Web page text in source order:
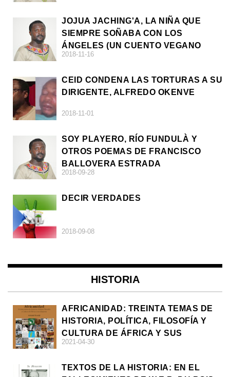
JOJUA JACHING'A, LA NIÑA QUE
SIEMPRE SOÑABA CON LOS
ÁNGELES (UN CUENTO VEGANO
AFRICANO)
2018-11-16
CEID CONDENA LAS TORTURAS A SU
DIRIGENTE, ALFREDO OKENVE
2018-11-01
SOY PLAYERO, RÍO FUNDULÀ Y
OTROS POEMAS DE FRANCISCO
BALLOVERA ESTRADA
2018-09-28
DECIR VERDADES
2018-09-08
HISTORIA
AFRICANIDAD: TREINTA TEMAS DE
HISTORIA, POLÍTICA, FILOSOFÍA Y
CULTURA DE ÁFRICA Y SUS
DIÁSPORAS
2021-04-30
TEXTOS DE LA HISTORIA: EN EL